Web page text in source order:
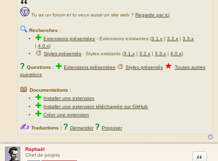
Tu as un forum et tu veux aussi un site web ? Regarde par ici.
🔍 Recherches :
✚Extensions présentées - Extensions existantes (3.1.x |3.2.x |3.3.x
|4.0.x)
🎨Styles présentés - Styles existants (3.1.x |3.2.x |3.3.x |4.0.x)
? Questions : ✚ Extensions présentées 🎨 Styles présentés ★ Toutes autres
questions
📖 Documentations :
✚ Installer une extension
✚ Installer une extension téléchargée sur GitHub
✚Créer une extension
✍ Traductions : ? Demander ? Proposer
Raphaël
Chef de projets
Citation